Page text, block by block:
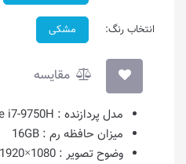
انتخاب رنگ: مشکی
مقایسه
مدل پردازنده : i7-9750H
میزان حافظه رم : 16GB
وضوح تصویر : 1080×1920 @ FULL HD